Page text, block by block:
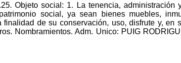
Objeto social: 1. La tenencia, administración
social, ya sean bienes muebles,
de su conservación, uso, disfrute y, en
Nombramientos. Adm. Unico: PUIG